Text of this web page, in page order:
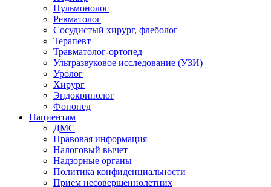
Пульмонолог
Ревматолог
Сосудистый хирург, флеболог
Терапевт
Травматолог-ортопед
Ультразвуковое исследование (УЗИ)
Уролог
Хирург
Эндокринолог
Фонопед
Пациентам
ДМС
Правовая информация
Налоговый вычет
Надзорные органы
Политика конфиденциальности
Прием несовершеннолетних